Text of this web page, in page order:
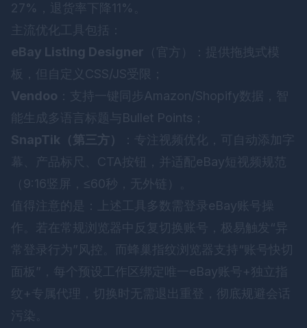
27%，退货率下降11%。
主流优化工具包括：
eBay Listing Designer （官方）：提供拖拽式模
板，但自定义CSS/JS受限；
Vendoo ：支持一键同步Amazon/Shopify数据，智
能生成多语言标题与Bullet Points；
SnapTik（第三方）
：专注视频优化，可自动添加字
幕、产品标尺、CTA按钮，并适配eBay短视频规范
（9:16竖屏，≤60秒，无外链）。
值得注意的是：上述工具多数需登录eBay账号操
作。若在常规浏览器中反复切换账号，极易触发“异
常登录行为”风控。而 蜂巢指纹浏览器 支持“账号快切
面板”，每个预设工作区绑定唯一eBay账号+独立指
纹+专属代理，切换时无需退出重登，彻底规避会话
污染。